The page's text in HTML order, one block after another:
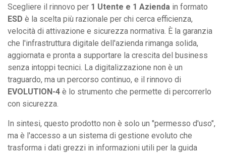
Scegliere il rinnovo per 1 Utente e 1 Azienda in formato
ESD è la scelta più razionale per chi cerca efficienza,
velocità di attivazione e sicurezza normativa. È la garanzia
che l'infrastruttura digitale dell'azienda rimanga solida,
aggiornata e pronta a supportare la crescita del business
senza intoppi tecnici. La digitalizzazione non è un
traguardo, ma un percorso continuo, e il rinnovo di
EVOLUTION-4 è lo strumento che permette di percorrerlo
con sicurezza.
In sintesi, questo prodotto non è solo un "permesso d'uso",
ma è l'accesso a un sistema di gestione evoluto che
trasforma i dati grezzi in informazioni utili per la guida